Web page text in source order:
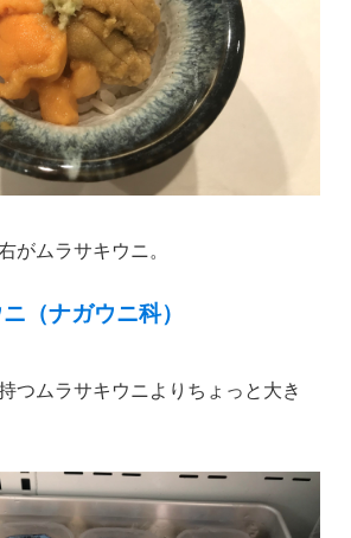
がムラサキウニ。
（ナガウニ科）
つムラサキウニよりちょっと大き